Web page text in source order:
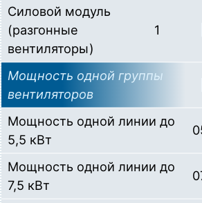
Силовой модуль
(разгонные
вентиляторы)
1
Мощность одной группы
вентиляторов
Мощность одной линии до
5,5 кВт
Мощность одной линии до
7,5 кВт